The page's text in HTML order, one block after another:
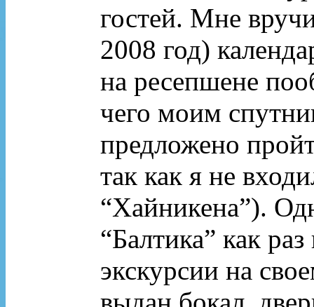
гостей. Мне
2008 год)
на ресепшене
чего моим
предложено
так как я не
“Хайникена”).
“Балтика” как
экскурсии на